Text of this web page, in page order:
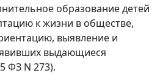
образование детей
к жизни в обществе,
выявление и
выдающиеся
ФЗ N 273).